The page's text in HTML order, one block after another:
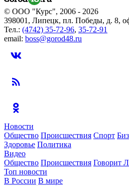
© ООО "Курс", 2006 - 2026
398001, Липецк, пл. Победы, д. 8,
Тел.: (4742) 35-72-96, 35-72-91
email: boss@gorod48.ru
Новости
Общество Происшествия Спорт
Здоровье Политика
Видео
Общество Происшествия Говорит
Топ новости
В России В мире